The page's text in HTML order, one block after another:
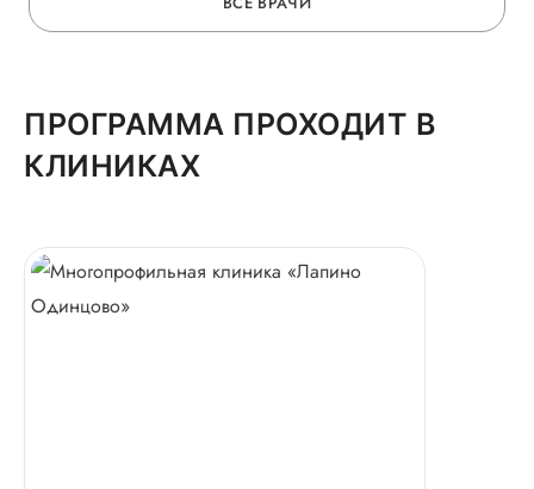
ПРОГРАММА ПРОХОДИТ В
КЛИНИКАХ